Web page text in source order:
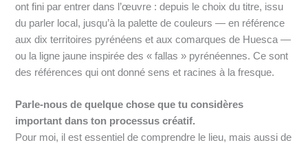
ont fini par entrer dans l’œuvre : depuis le choix du titre, issu
du parler local, jusqu’à la palette de couleurs — en référence
aux dix territoires pyrénéens et aux comarques de Huesca —
ou la ligne jaune inspirée des « fallas » pyrénéennes. Ce sont
des références qui ont donné sens et racines à la fresque.
Parle-nous de quelque chose que tu considères
important dans ton processus créatif.
Pour moi, il est essentiel de comprendre le lieu, mais aussi de